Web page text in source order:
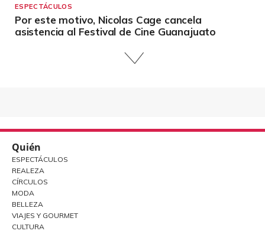
ESPECTÁCULOS
Por este motivo, Nicolas Cage cancela
asistencia al Festival de Cine Guanajuato
Quién
ESPECTÁCULOS
REALEZA
CÍRCULOS
MODA
BELLEZA
VIAJES Y GOURMET
CULTURA